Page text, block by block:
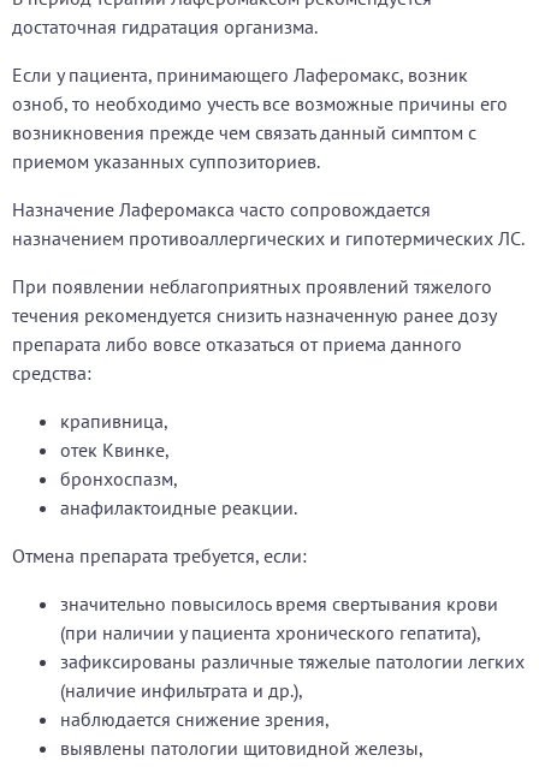
достаточная гидратация организма.
Если у пациента, принимающего Лаферомакс, возник
озноб, то необходимо учесть все возможные причины его
возникновения прежде чем связать данный симптом с
приемом указанных суппозиториев.
Назначение Лаферомакса часто сопровождается
назначением противоаллергических и гипотермических ЛС.
При появлении неблагоприятных проявлений тяжелого
течения рекомендуется снизить назначенную ранее дозу
препарата либо вовсе отказаться от приема данного
средства:
крапивница,
отек Квинке,
бронхоспазм,
анафилактоидные реакции.
Отмена препарата требуется, если:
значительно повысилось время свертывания крови
(при наличии у пациента хронического гепатита),
зафиксированы различные тяжелые патологии легких
(наличие инфильтрата и др.),
наблюдается снижение зрения,
выявлены патологии щитовидной железы,